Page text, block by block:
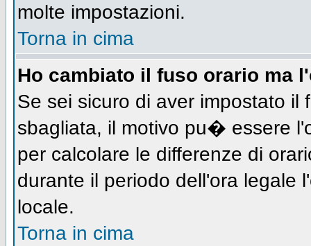
molte impostazioni.
Torna in cima
Ho cambiato il fuso orario ma
Se sei sicuro di aver impostato
sbagliata, il motivo pu� essere
per calcolare le differenze di
durante il periodo dell'ora legale
locale.
Torna in cima